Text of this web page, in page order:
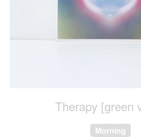
Therapy [green
Morning